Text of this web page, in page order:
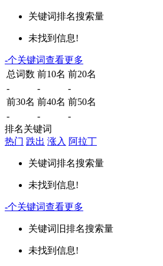
关键词排名搜索量
未找到信息!
-个关键词查看更多
总词数 前10名 前20名
-
-
-
前30名 前40名 前50名
-
-
-
排名关键词
热门 跌出 涨入 阿拉丁
关键词排名搜索量
未找到信息!
-个关键词查看更多
关键词 旧排名搜索量
未找到信息!